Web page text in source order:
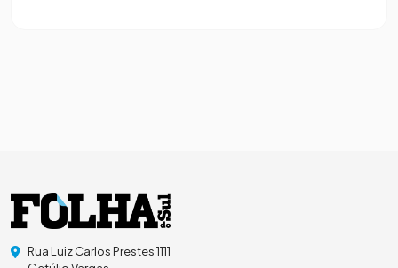
Rua Luiz Carlos Prestes 1111